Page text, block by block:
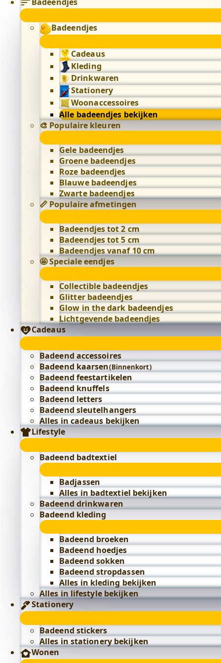
Badeendjes
Cadeaus
Kleding
Drinkwaren
Stationery
Woonaccessoires
Alle badeendjes bekijken
🎨 Populaire kleuren
Gele badeendjes
Groene badeendjes
Roze badeendjes
Blauwe badeendjes
Zwarte badeendjes
📏 Populaire afmetingen
Badeendjes tot 2 cm
Badeendjes tot 5 cm
Badeendjes vanaf 10 cm
🤩 Speciale eendjes
Collectible badeendjes
Glitter badeendjes
Glow in the dark badeendjes
Lichtgevende badeendjes
Cadeaus
Badeend accessoires
Badeend kaarsen(Binnenkort)
Badeend feestartikelen
Badeend knuffels
Badeend letters
Badeend sleutelhangers
Alles in cadeaus bekijken
Lifestyle
Badeend badtextiel
Badjassen
Alles in badtextiel bekijken
Badeend drinkwaren
Badeend kleding
Badeend broeken
Badeend hoedjes
Badeend sokken
Badeend stropdassen
Alles in kleding bekijken
Alles in lifestyle bekijken
Stationery
Badeend stickers
Alles in stationery bekijken
Wonen